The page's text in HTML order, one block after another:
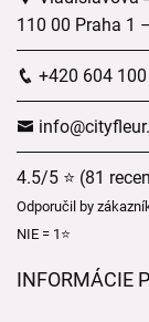
110 00 Praha 1
+420 604
4.5/5 ⭐ (81
Odporučil by
NIE = 1⭐
INFORMÁCIE